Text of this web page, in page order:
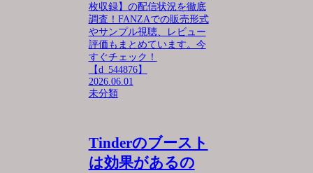
枚収録】の配信状況を徹底
調査！FANZAでの販売形式
やサンプル視聴、レビュー
評価もまとめています。今
すぐチェック！
【d_544876】
2026.06.01
未分類
Tinderのブースト
は効果があるの